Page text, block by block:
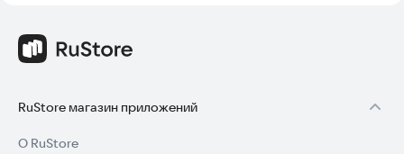
RuStore магазин приложений
О RuStore